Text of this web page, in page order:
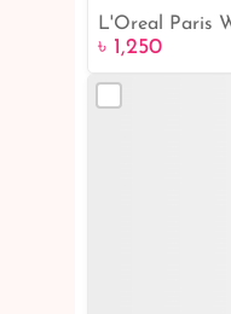
L'Oreal Paris
৳ 1,250